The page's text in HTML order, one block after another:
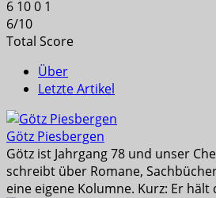
6 100 1
6/10
Total Score
Über
Letzte Artikel
Götz Piesbergen
Götz ist Jahrgang 78 und unser
schreibt über Romane,
eine eigene Kolumne. Kurz: Er hält